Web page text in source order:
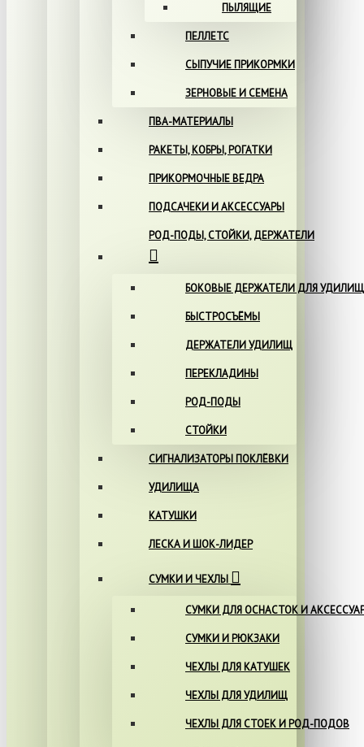
ПЫЛЯЩИЕ
ПЕЛЛЕТС
СЫПУЧИЕ ПРИКОРМКИ
ЗЕРНОВЫЕ И СЕМЕНА
ПВА-МАТЕРИАЛЫ
РАКЕТЫ, КОБРЫ, РОГАТКИ
ПРИКОРМОЧНЫЕ ВЕДРА
ПОДСАЧЕКИ И АКСЕССУАРЫ
РОД-ПОДЫ, СТОЙКИ, ДЕРЖАТЕЛИ
БОКОВЫЕ ДЕРЖАТЕЛИ ДЛЯ УДИЛИЩ
БЫСТРОСЪЁМЫ
ДЕРЖАТЕЛИ УДИЛИЩ
ПЕРЕКЛАДИНЫ
РОД-ПОДЫ
СТОЙКИ
СИГНАЛИЗАТОРЫ ПОКЛЁВКИ
УДИЛИЩА
КАТУШКИ
ЛЕСКА И ШОК-ЛИДЕР
СУМКИ И ЧЕХЛЫ
СУМКИ ДЛЯ ОСНАСТОК И
СУМКИ И РЮКЗАКИ
ЧЕХЛЫ ДЛЯ КАТУШЕК
ЧЕХЛЫ ДЛЯ УДИЛИЩ
ЧЕХЛЫ ДЛЯ СТОЕК И РОД-ПОДОВ